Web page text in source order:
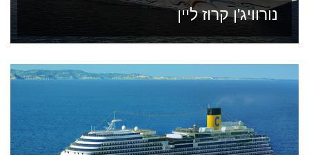
נורוויג'ן קרוז ליין